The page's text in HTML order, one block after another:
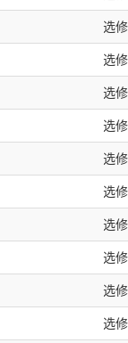
选修
选修
选修
选修
选修
选修
选修
选修
选修
选修